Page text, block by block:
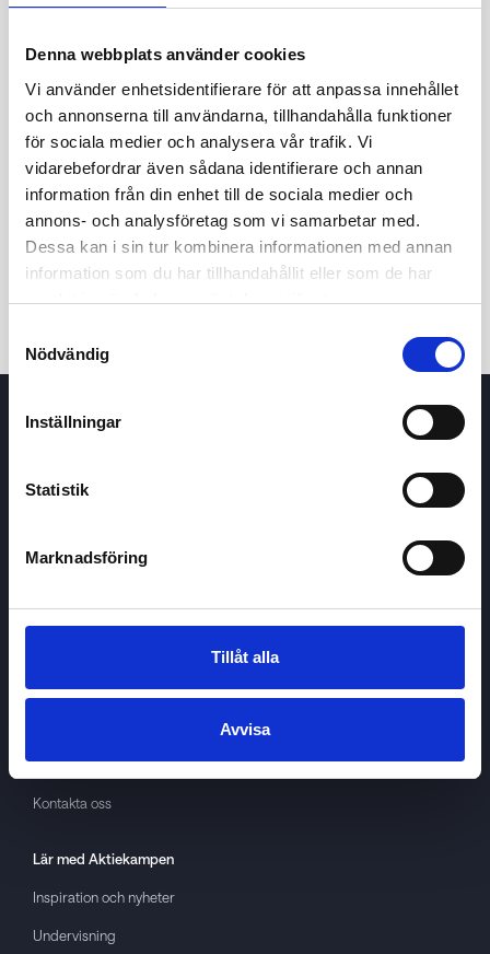
Denna webbplats använder cookies
Vi använder enhetsidentifierare för att anpassa innehållet
och annonserna till användarna, tillhandahålla funktioner
för sociala medier och analysera vår trafik. Vi
vidarebefordrar även sådana identifierare och annan
information från din enhet till de sociala medier och
annons- och analysföretag som vi samarbetar med.
Dessa kan i sin tur kombinera informationen med annan
information som du har tillhandahållit eller som de har
samlat in när du har använt deras tjänster.
Nödvändig
Inställningar
Statistik
Marknadsföring
Tillåt alla
Avvisa
24t 7d 1m 3m 1å 5å
Köp / Sälj
OmAktiekampen
About cookies
GDPR
Kontakta oss
Lär med Aktiekampen
Inspiration och nyheter
Undervisning